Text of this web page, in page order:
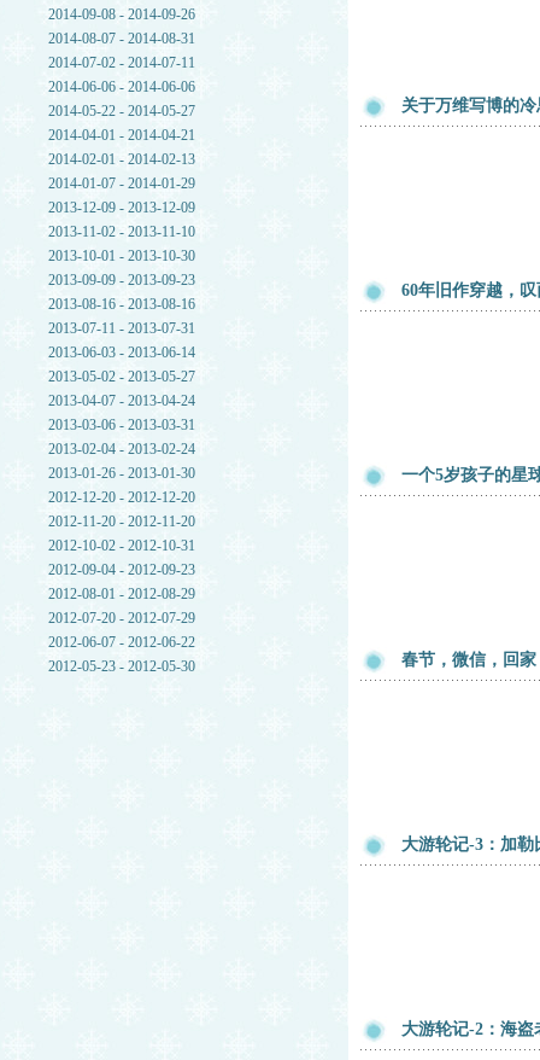
2014-09-08 - 2014-09-26
2014-08-07 - 2014-08-31
2014-07-02 - 2014-07-11
2014-06-06 - 2014-06-06
2014-05-22 - 2014-05-27
2014-04-01 - 2014-04-21
2014-02-01 - 2014-02-13
2014-01-07 - 2014-01-29
2013-12-09 - 2013-12-09
2013-11-02 - 2013-11-10
2013-10-01 - 2013-10-30
2013-09-09 - 2013-09-23
2013-08-16 - 2013-08-16
2013-07-11 - 2013-07-31
2013-06-03 - 2013-06-14
2013-05-02 - 2013-05-27
2013-04-07 - 2013-04-24
2013-03-06 - 2013-03-31
2013-02-04 - 2013-02-24
2013-01-26 - 2013-01-30
2012-12-20 - 2012-12-20
2012-11-20 - 2012-11-20
2012-10-02 - 2012-10-31
2012-09-04 - 2012-09-23
2012-08-01 - 2012-08-29
2012-07-20 - 2012-07-29
2012-06-07 - 2012-06-22
2012-05-23 - 2012-05-30
关于万维写博的冷
60年旧作穿越，
一个5岁孩子的星
春节，微信，回家
大游轮记-3：加勒
大游轮记-2：海盗